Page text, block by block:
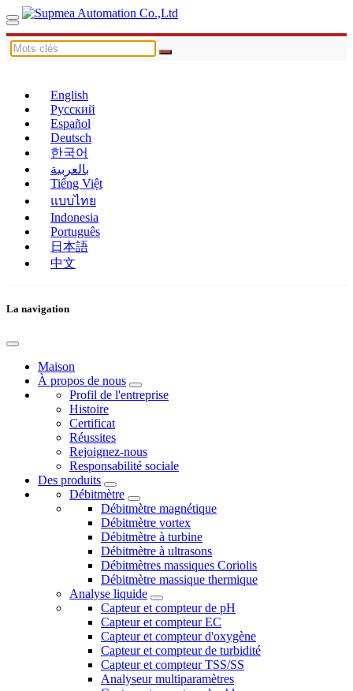
English
Русский
Español
Deutsch
한국어
بالعربية
Tiếng Việt
แบบไทย
Indonesia
Português
日本語
中文
La navigation
Maison
À propos de nous
Profil de l'entreprise
Histoire
Certificat
Réussites
Rejoignez-nous
Responsabilité sociale
Des produits
Débitmètre
Débitmètre magnétique
Débitmètre vortex
Débitmètre à turbine
Débitmètre à ultrasons
Débitmètres massiques Coriolis
Débitmètre massique thermique
Analyse liquide
Capteur et compteur de pH
Capteur et compteur EC
Capteur et compteur d'oxygène
Capteur et compteur de turbidité
Capteur et compteur TSS/SS
Analyseur multiparamètres